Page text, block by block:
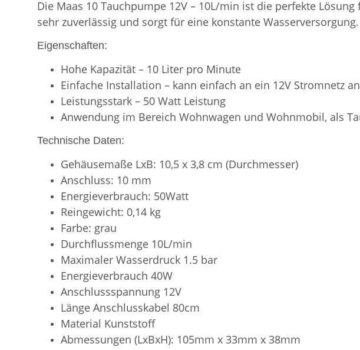
Die Maas 10 Tauchpumpe 12V – 10L/min ist die perfekte
sehr zuverlässig und sorgt für eine konstante
Eigenschaften:
Hohe Kapazität – 10 Liter pro Minute
Einfache Installation – kann einfach an ein 12V Stromnetz
Leistungsstark – 50 Watt Leistung
Anwendung im Bereich Wohnwagen und Wohnmobil, als
Technische Daten:
Gehäusemaße LxB: 10,5 x 3,8 cm (Durchmesser)
Anschluss: 10 mm
Energieverbrauch: 50Watt
Reingewicht: 0,14 kg
Farbe: grau
Durchflussmenge 10L/min
Maximaler Wasserdruck 1.5 bar
Energieverbrauch 40W
Anschlussspannung 12V
Länge Anschlusskabel 80cm
Material Kunststoff
Abmessungen (LxBxH): 105mm x 33mm x 38mm